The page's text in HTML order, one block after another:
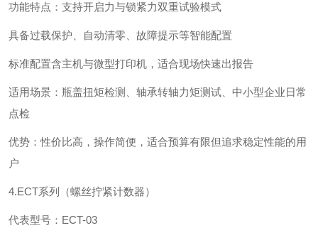
‌功能特点‌：支持开启力与锁紧力双重试验模式
具备过载保护、自动清零、故障提示等智能配置
标准配置含主机与微型打印机，适合现场快速出报告
‌适用场景‌：瓶盖扭矩检测、轴承转轴力矩测试、中小型企业日常
点检
‌优势‌：性价比高，操作简便，适合预算有限但追求稳定性能的用
户
4.ECT系列（螺丝拧紧计数器）‌
‌代表型号‌：ECT-03